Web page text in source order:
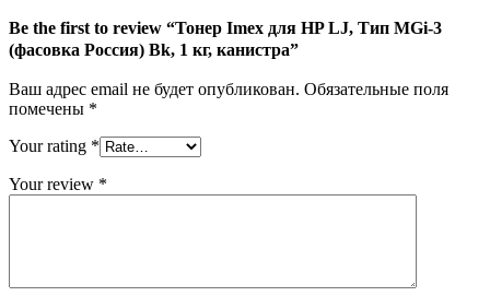
кг,
канистра
Be the first to review “Тонер Imex для HP LJ, Тип MGi-3
(фасовка Россия) Bk, 1 кг, канистра”
Ваш адрес email не будет опубликован. Обязательные поля
помечены *
Your rating *
Your review *